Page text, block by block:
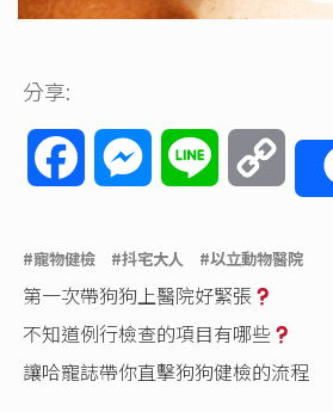
分享:
FacebookMessenger
Line
Copy
#寵物健檢 #抖宅大人 #以立動物醫院
第一次帶狗狗上醫院好緊張
不知道例行檢查的項目有哪些
讓哈寵誌帶你直擊狗狗健檢的流程